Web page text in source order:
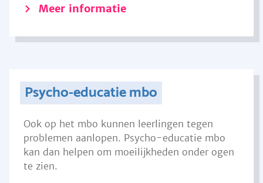
Meer informatie
Psycho-educatie mbo
Ook op het mbo kunnen leerlingen tegen
problemen aanlopen. Psycho-educatie mbo
kan dan helpen om moeilijkheden onder ogen
te zien.